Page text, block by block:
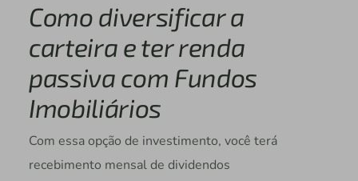
Como diversificar a
carteira e ter renda
passiva com Fundos
Imobiliários
Com essa opção de investimento, você terá
recebimento mensal de dividendos